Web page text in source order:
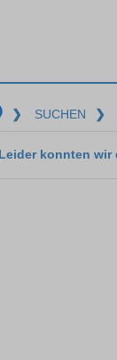
❯ SUCHEN ❯
Leider konnten wir